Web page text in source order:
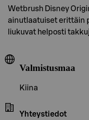
Wetbrush Disney
ainutlaatuiset erittäin
liukuvat helposti
Valmistusmaa
Kiina
Yhteystiedot